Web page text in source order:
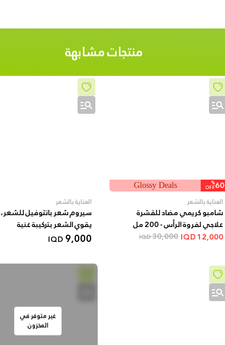
Home
Istanbul
منتجات مشابهة
60
%
OFF
Glossy Deals
العناية بالشعر
شامبو كريمي مضاد للقشرة
علاجي لفروة الرأس - 200 مل
12,000
30,000
IQD
العناية بالشعر
سيروم شعر بانثوفيل للشعر،
يقوي الشعر بتركيبة غنية
بالفيتامينات
9,000
IQD
غير متوفر في
المخزون